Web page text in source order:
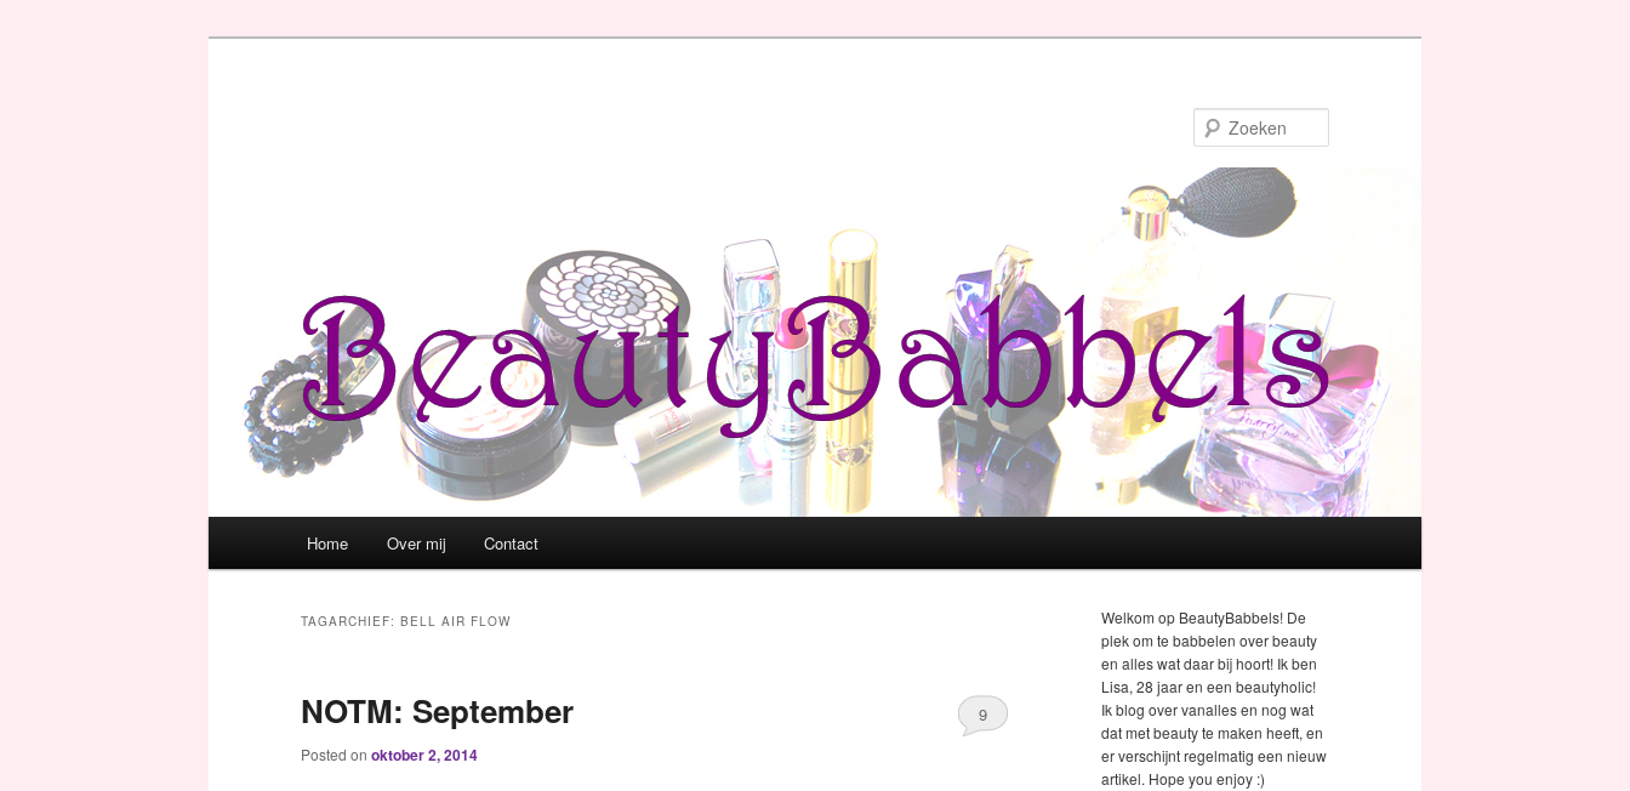
Spring naar de primaire inhoud
Spring naar de secundaire inhoud
Home Over mij Contact
TAGARCHIEF: BELL AIR FLOW
NOTM: September
Posted on oktober 2, 2014
9
Welkom op BeautyBabbels! De
plek om te babbelen over beauty
en alles wat daar bij hoort! Ik ben
Lisa, 28 jaar en een beautyholic!
Ik blog over vanalles en nog wat
dat met beauty te maken heeft, en
er verschijnt regelmatig een nieuw
artikel. Hope you enjoy :)